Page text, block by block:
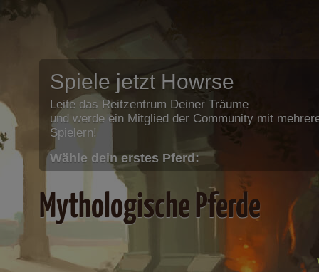
Spiele jetzt Howrse
Leite das Reitzentrum Deiner Träume
und werde ein Mitglied der Community mit
Spielern!
Wähle dein erstes Pferd:
Mythologische Pferde